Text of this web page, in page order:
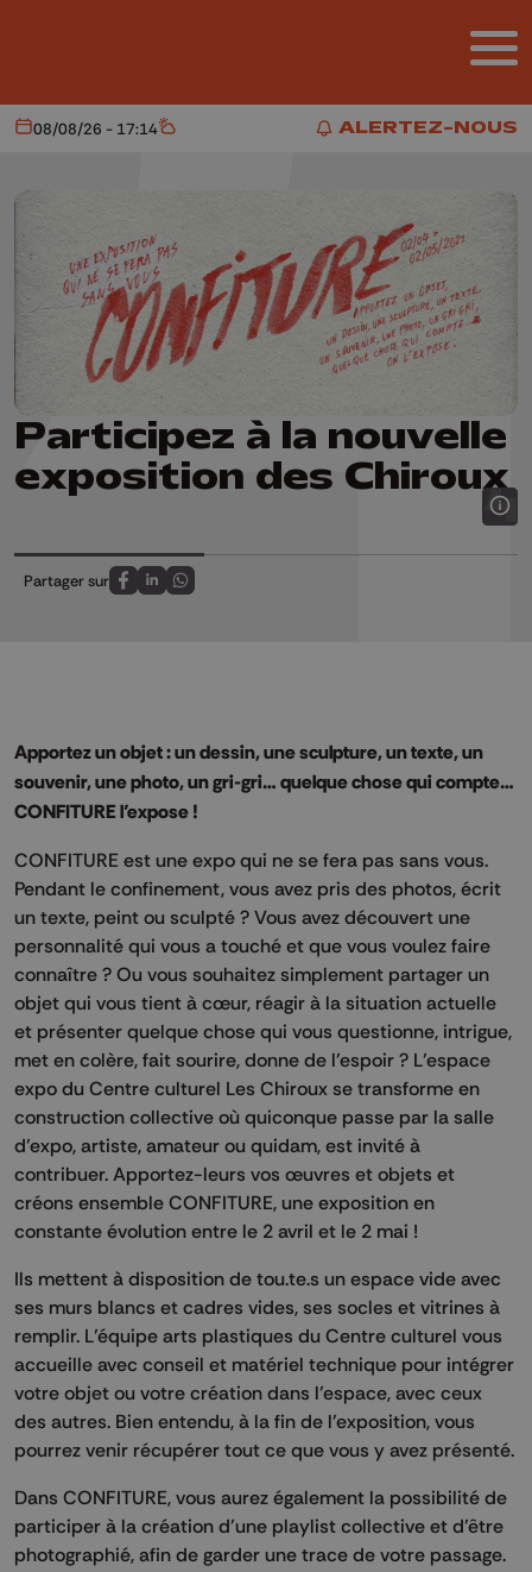
ALERTEZ-NOUS
ALERTEZ-NOUS
Aujourd'hui
08/08/26 - 17:14 Météo
Participez à la nouvelle
exposition des Chiroux
Partager sur
Partagez sur FaceBook
Partagez sur LinkedIn
Partagez sur Whatsapp
Apportez un objet : un dessin, une sculpture, un texte, un
souvenir, une photo, un gri-gri… quelque chose qui compte…
CONFITURE l’expose !
CONFITURE est une expo qui ne se fera pas sans vous.
Pendant le confinement, vous avez pris des photos, écrit
un texte, peint ou sculpté ? Vous avez découvert une
personnalité qui vous a touché et que vous voulez faire
connaître ? Ou vous souhaitez simplement partager un
objet qui vous tient à cœur, réagir à la situation actuelle
et présenter quelque chose qui vous questionne, intrigue,
met en colère, fait sourire, donne de l’espoir ? L’espace
expo du Centre culturel Les Chiroux se transforme en
construction collective où quiconque passe par la salle
d’expo, artiste, amateur ou quidam, est invité à
contribuer. Apportez-leurs vos œuvres et objets et
créons ensemble CONFITURE, une exposition en
constante évolution entre le 2 avril et le 2 mai !
Ils mettent à disposition de tou.te.s un espace vide avec
ses murs blancs et cadres vides, ses socles et vitrines à
remplir. L’équipe arts plastiques du Centre culturel vous
accueille avec conseil et matériel technique pour intégrer
votre objet ou votre création dans l’espace, avec ceux
des autres. Bien entendu, à la fin de l’exposition, vous
pourrez venir récupérer tout ce que vous y avez présenté.
Dans CONFITURE, vous aurez également la possibilité de
participer à la création d’une playlist collective et d’être
photographié, afin de garder une trace de votre passage.